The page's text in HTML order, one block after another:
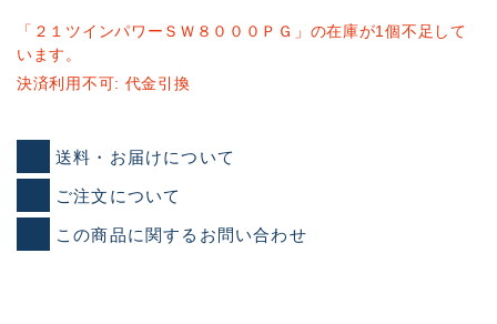
「２１ツインパワーＳＷ８０００ＰＧ」の在庫が1個不足して
います。
決済利用不可: 代金引換
送料・お届けについて
ご注文について
この商品に関するお問い合わせ